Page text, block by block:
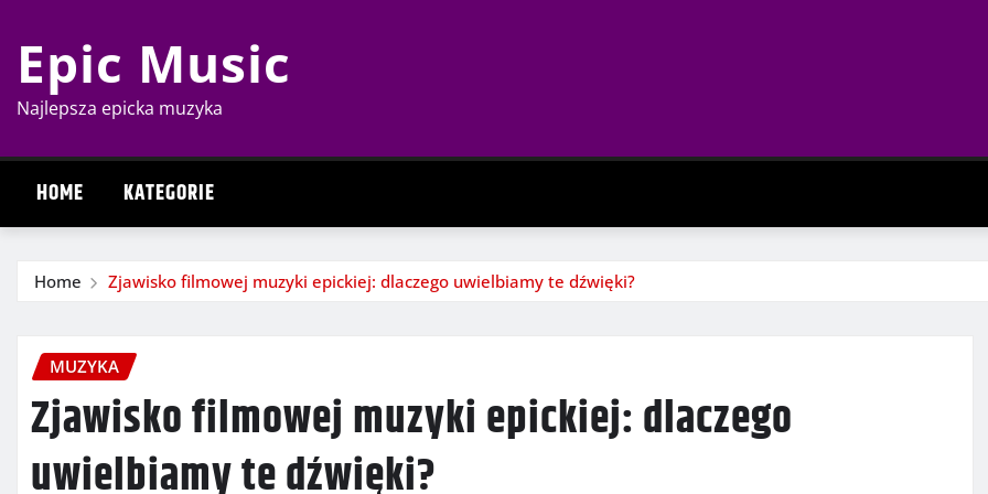
content
Epic Music
Najlepsza epicka muzyka
HOME KATEGORIE
Home Zjawisko filmowej muzyki epickiej: dlaczego uwielbiamy te dźwięki?
MUZYKA
Zjawisko filmowej muzyki epickiej: dlaczego
uwielbiamy te dźwięki?